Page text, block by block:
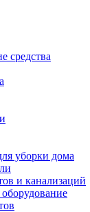
средства
уборки дома
и канализаций